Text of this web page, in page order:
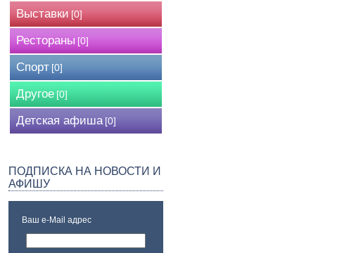
Выставки [0]
Рестораны [0]
Спорт [0]
Другое [0]
Детская афиша [0]
ПОДПИСКА НА НОВОСТИ И
АФИШУ
Ваш e-Mail адрес